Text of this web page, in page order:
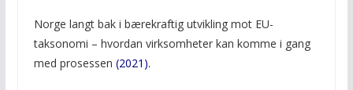
Norge langt bak i bærekraftig utvikling mot EU-
taksonomi – hvordan virksomheter kan komme i gang
med prosessen (2021).